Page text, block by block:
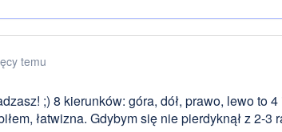
temu
;) 8 kierunków: góra, dół, prawo, lewo to
łatwizna. Gdybym się nie pierdyknął z 2-3